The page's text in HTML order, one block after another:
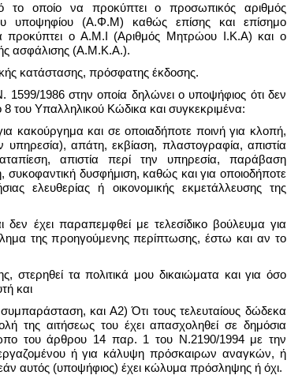
οποίο να προκύπτει ο προσωπικός αριθμός
υποψηφίου (Α.Φ.Μ) καθώς επίσης και επίσημο
ο Α.Μ.Ι (Αριθμός Μητρώου Ι.Κ.Α) και ο
ασφάλισης (Α.Μ.Κ.Α.).
κατάστασης, πρόσφατης έκδοσης.
1986 στην οποία δηλώνει ο υποψήφιος ότι δεν
του Υπαλληλικού Κώδικα και συγκεκριμένα:
κακούργημα και σε οποιαδήποτε ποινή για κλοπή,
υπηρεσία), απάτη, εκβίαση, πλαστογραφία, απιστία
απιστία περί την υπηρεσία, παράβαση
συκοφαντική δυσφήμιση, καθώς και για οποιοδήποτε
ελευθερίας ή οικονομικής εκμετάλλευσης της
δεν έχει παραπεμφθεί με τελεσίδικο βούλευμα για
της προηγούμενης περίπτωσης, έστω και αν το
στερηθεί τα πολιτικά μου δικαιώματα και για όσο
και
συμπαράσταση, και Α2) Ότι τους τελευταίους δώδεκα
της αιτήσεως του έχει απασχοληθεί σε δημόσια
του άρθρου 14 παρ. 1 του Ν.2190/1994 με την
εργαζομένου ή για κάλυψη πρόσκαιρων αναγκών, ή
εάν αυτός (υποψήφιος) έχει κώλυμα πρόσληψης ή όχι.